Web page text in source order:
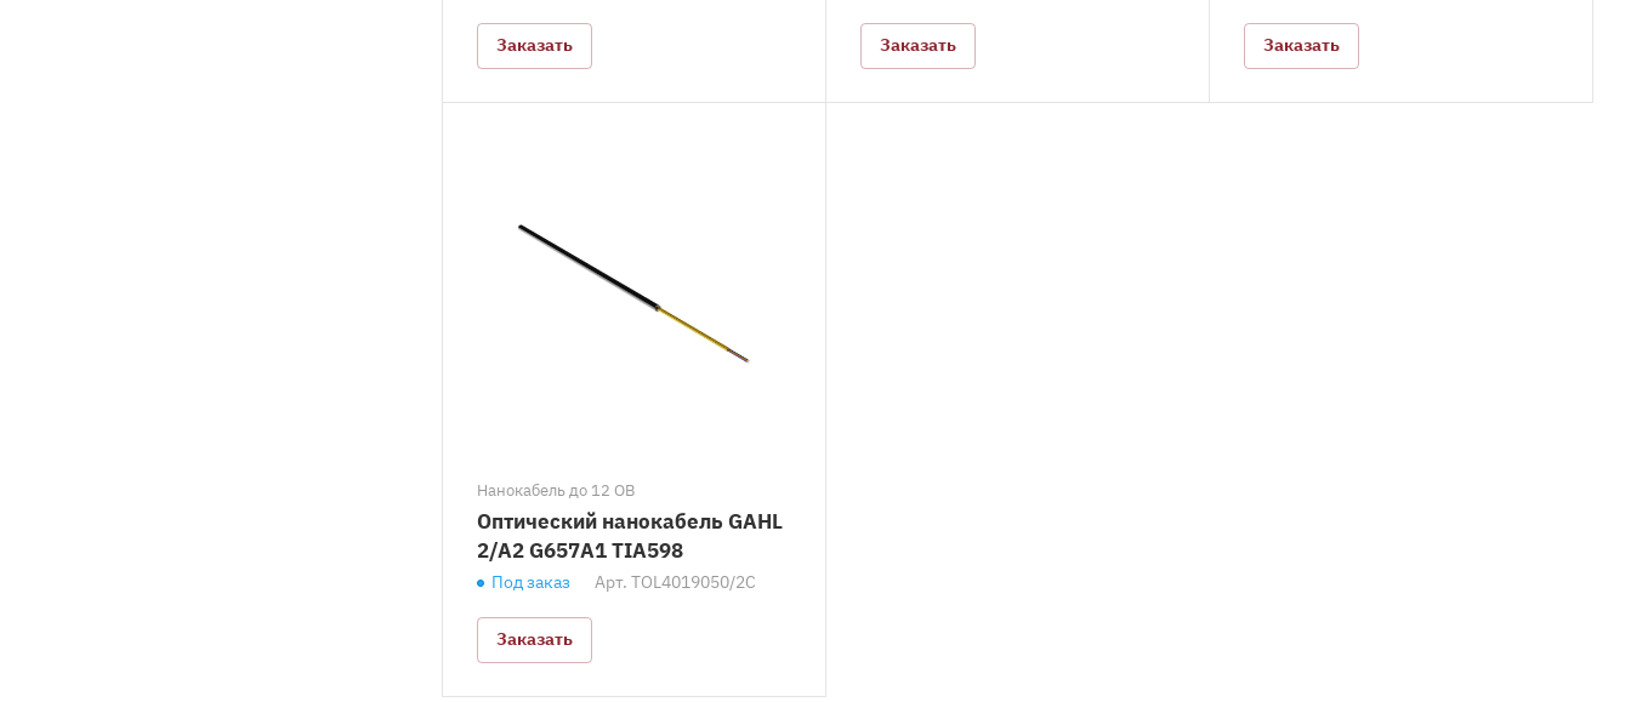
Заказать Заказать Заказать
Нанокабель до 12 ОВ
Оптический нанокабель GAHL
2/A2 G657A1 TIA598
Под заказ Арт. TOL4019050/2C
Заказать